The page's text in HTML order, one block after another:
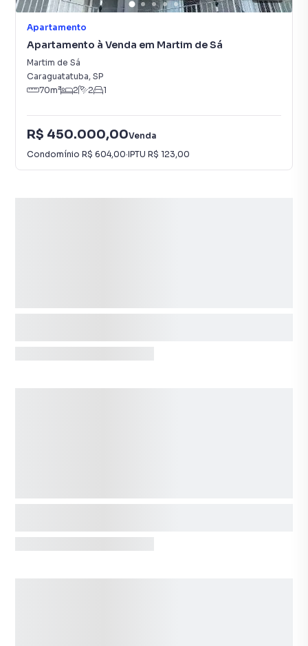
Apartamento
Apartamento à Venda em Martim de Sá
Martim de Sá
Caraguatatuba, SP
70m² 2 2 1
R$ 450.000,00Venda
Condomínio R$ 604,00·IPTU R$ 123,00